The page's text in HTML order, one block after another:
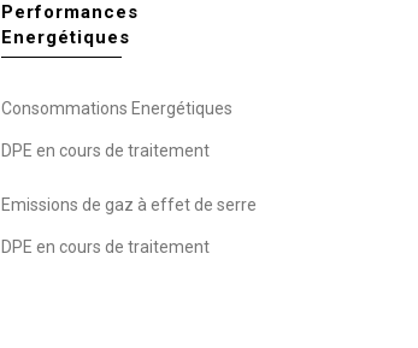
Performances
Energétiques
Consommations Energétiques
DPE en cours de traitement
Emissions de gaz à effet de serre
DPE en cours de traitement